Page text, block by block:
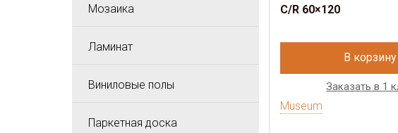
Мозаика
Ламинат
Виниловые полы
Паркетная доска
C/R 60×120
В корзину
Заказать в 1
Museum